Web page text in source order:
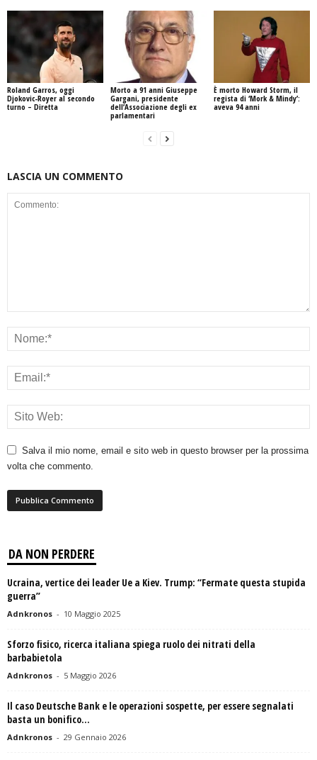
Roland Garros, oggi
Djokovic-Royer al secondo
turno – Diretta
Morto a 91 anni Giuseppe
Gargani, presidente
dell’Associazione degli ex
parlamentari
È morto Howard Storm, il
regista di ‘Mork & Mindy’:
aveva 94 anni
LASCIA UN COMMENTO
Salva il mio nome, email e sito web in questo browser per la prossima
volta che commento.
DA NON PERDERE
Ucraina, vertice dei leader Ue a Kiev. Trump: “Fermate questa stupida
guerra”
Adnkronos - 10 Maggio 2025
Sforzo fisico, ricerca italiana spiega ruolo dei nitrati della
barbabietola
Adnkronos - 5 Maggio 2026
Il caso Deutsche Bank e le operazioni sospette, per essere segnalati
basta un bonifico...
Adnkronos - 29 Gennaio 2026